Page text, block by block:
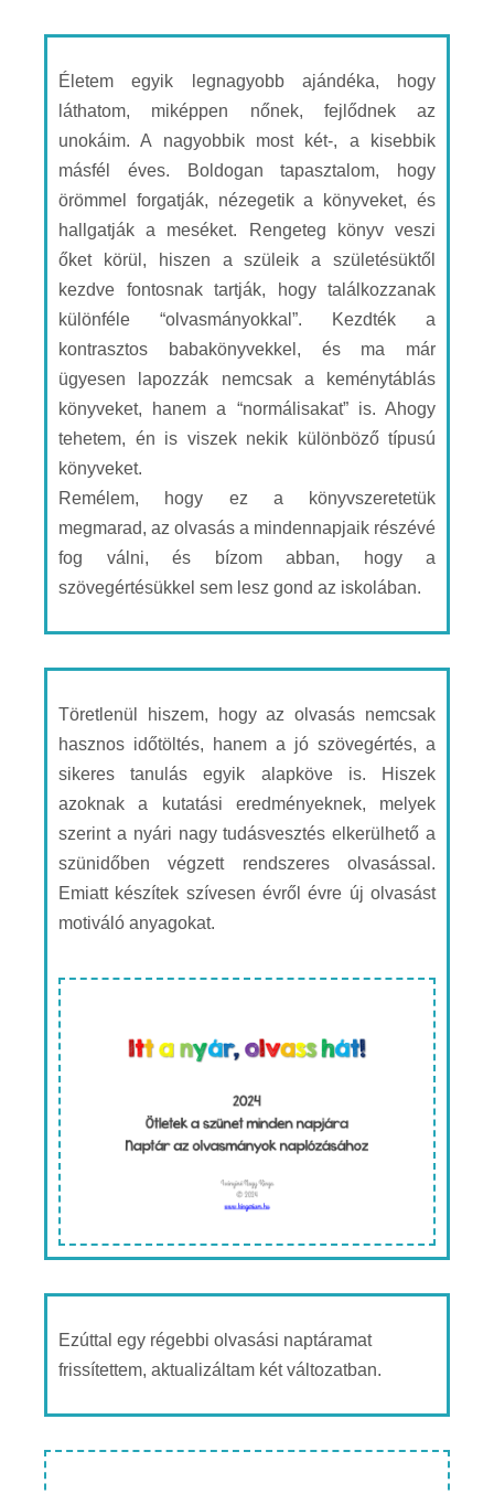
Életem egyik legnagyobb ajándéka, hogy
láthatom, miképpen nőnek, fejlődnek az
unokáim. A nagyobbik most két-, a kisebbik
másfél éves. Boldogan tapasztalom, hogy
örömmel forgatják, nézegetik a könyveket, és
hallgatják a meséket. Rengeteg könyv veszi
őket körül, hiszen a szüleik a születésüktől
kezdve fontosnak tartják, hogy találkozzanak
különféle “olvasmányokkal”. Kezdték a
kontrasztos babakönyvekkel, és ma már
ügyesen lapozzák nemcsak a keménytáblás
könyveket, hanem a “normálisakat” is. Ahogy
tehetem, én is viszek nekik különböző típusú
könyveket.
Remélem, hogy ez a könyvszeretetük
megmarad, az olvasás a mindennapjaik részévé
fog válni, és bízom abban, hogy a
szövegértésükkel sem lesz gond az iskolában.
Töretlenül hiszem, hogy az olvasás nemcsak
hasznos időtöltés, hanem a jó szövegértés, a
sikeres tanulás egyik alapköve is. Hiszek
azoknak a kutatási eredményeknek, melyek
szerint a nyári nagy tudásvesztés elkerülhető a
szünidőben végzett rendszeres olvasással.
Emiatt készítek szívesen évről évre új olvasást
motiváló anyagokat.
Ezúttal egy régebbi olvasási naptáramat
frissítettem, aktualizáltam két változatban.